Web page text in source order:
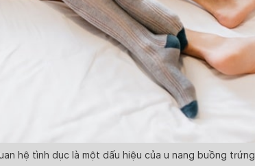
hệ tình dục là một dấu hiệu của u nang buồng trứng